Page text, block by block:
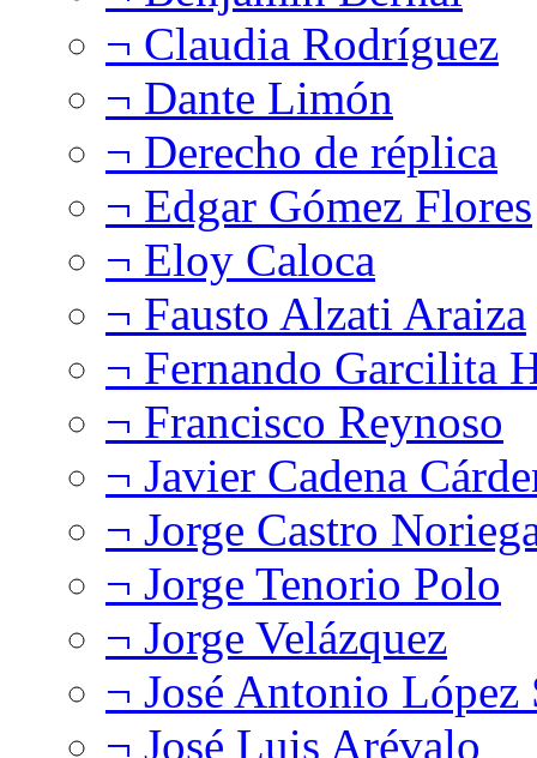
¬ Claudia Rodríguez
¬ Dante Limón
¬ Derecho de réplica
¬ Edgar Gómez Flores
¬ Eloy Caloca
¬ Fausto Alzati Araiza
¬ Fernando Garcilita
¬ Francisco Reynoso
¬ Javier Cadena
¬ Jorge Castro
¬ Jorge Tenorio Polo
¬ Jorge Velázquez
¬ José Antonio López
¬ José Luis Arévalo